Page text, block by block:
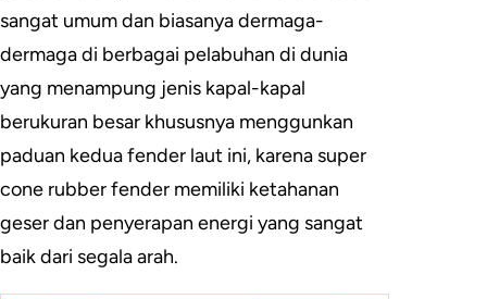
sangat umum dan biasanya dermaga-
dermaga di berbagai pelabuhan di dunia
yang menampung jenis kapal-kapal
berukuran besar khususnya menggunkan
paduan kedua fender laut ini, karena super
cone rubber fender memiliki ketahanan
geser dan penyerapan energi yang sangat
baik dari segala arah.